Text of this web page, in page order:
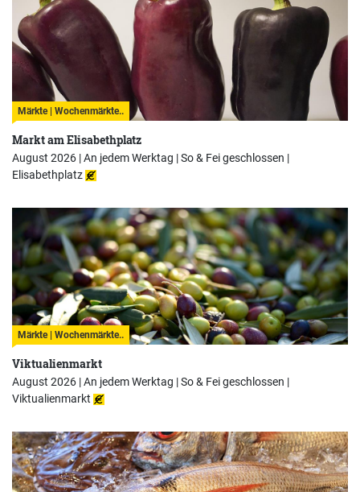
Märkte | Wochenmärkte..
Markt am Elisabethplatz
August 2026 | An jedem Werktag | So & Fei geschlossen |
Elisabethplatz
Märkte | Wochenmärkte..
Viktualienmarkt
August 2026 | An jedem Werktag | So & Fei geschlossen |
Viktualienmarkt